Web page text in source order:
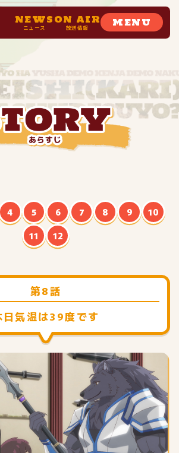
NEWS
ニュース
ON AIR
放送情報 MENU
4 5 6 7 8 9
10
11
12
第8話
日気温は39度です